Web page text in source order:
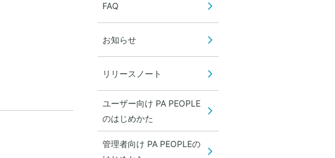
FAQ
お知らせ
リリースノート
ユーザー向け PA PEOPLE
のはじめかた
管理者向け PA PEOPLEの